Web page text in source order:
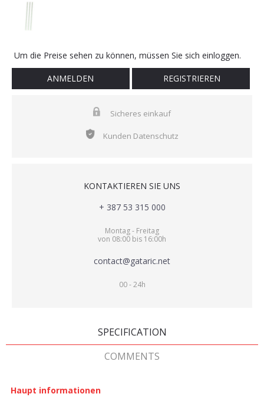
Um die Preise sehen zu können, müssen Sie sich einloggen.
ANMELDEN REGISTRIEREN
Sicheres einkauf
Kunden Datenschutz
KONTAKTIEREN SIE UNS
+ 387 53 315 000
Montag - Freitag
von 08:00 bis 16:00h
contact@gataric.net
00 - 24h
SPECIFICATION
COMMENTS
Haupt informationen